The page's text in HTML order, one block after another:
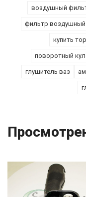
воздушный
фильтр воздушный
купить
поворотный
глушитель ваз